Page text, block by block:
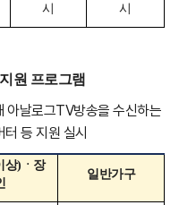
시
시
원 프로그램
아날로그TV방송을 수신하는
등 지원 실시
상)ㆍ장
일반가구